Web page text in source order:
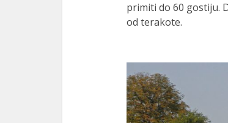
primiti do 60 gostiju.
od terakote.